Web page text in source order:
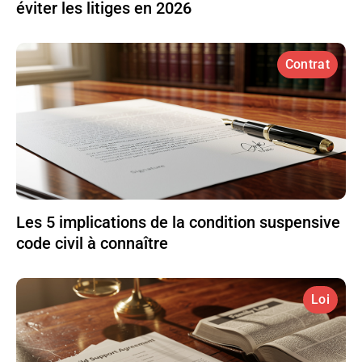
éviter les litiges en 2026
Contrat
Les 5 implications de la condition suspensive
code civil à connaître
Loi